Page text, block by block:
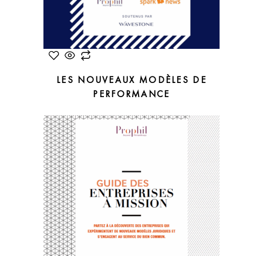
LES NOUVEAUX MODÈLES DE
PERFORMANCE